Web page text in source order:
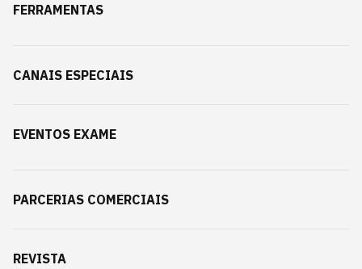
FERRAMENTAS
CANAIS ESPECIAIS
EVENTOS EXAME
PARCERIAS COMERCIAIS
REVISTA